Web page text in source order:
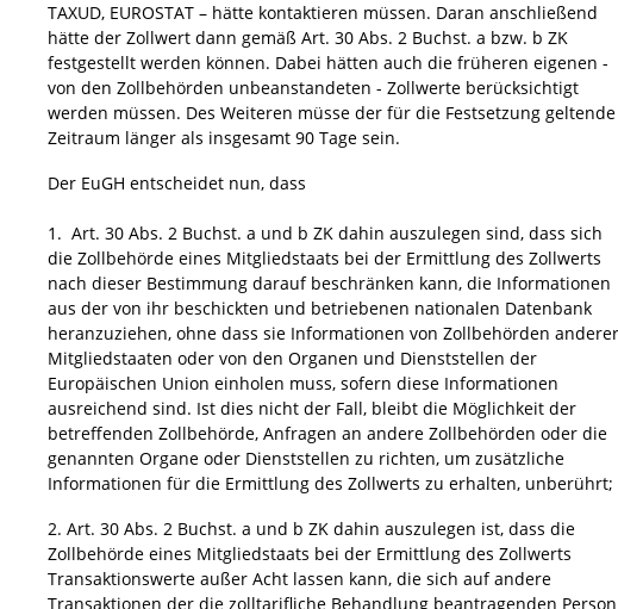
TAXUD, EUROSTAT – hätte kontaktieren müssen. Daran anschließend
hätte der Zollwert dann gemäß Art. 30 Abs. 2 Buchst. a bzw. b ZK
festgestellt werden können. Dabei hätten auch die früheren eigenen -
von den Zollbehörden unbeanstandeten - Zollwerte berücksichtigt
werden müssen. Des Weiteren müsse der für die Festsetzung geltende
Zeitraum länger als insgesamt 90 Tage sein.
Der EuGH entscheidet nun, dass
1. Art. 30 Abs. 2 Buchst. a und b ZK dahin auszulegen sind, dass sich
die Zollbehörde eines Mitgliedstaats bei der Ermittlung des Zollwerts
nach dieser Bestimmung darauf beschränken kann, die Informationen
aus der von ihr beschickten und betriebenen nationalen Datenbank
heranzuziehen, ohne dass sie Informationen von Zollbehörden anderer
Mitgliedstaaten oder von den Organen und Dienststellen der
Europäischen Union einholen muss, sofern diese Informationen
ausreichend sind. Ist dies nicht der Fall, bleibt die Möglichkeit der
betreffenden Zollbehörde, Anfragen an andere Zollbehörden oder die
genannten Organe oder Dienststellen zu richten, um zusätzliche
Informationen für die Ermittlung des Zollwerts zu erhalten, unberührt;
2. Art. 30 Abs. 2 Buchst. a und b ZK dahin auszulegen ist, dass die
Zollbehörde eines Mitgliedstaats bei der Ermittlung des Zollwerts
Transaktionswerte außer Acht lassen kann, die sich auf andere
Transaktionen der die zolltarifliche Behandlung beantragenden Person